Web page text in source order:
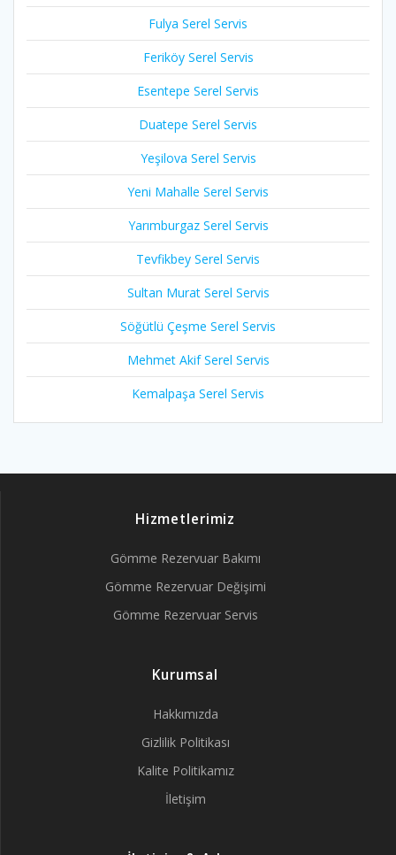
Fulya Serel Servis
Feriköy Serel Servis
Esentepe Serel Servis
Duatepe Serel Servis
Yeşilova Serel Servis
Yeni Mahalle Serel Servis
Yarımburgaz Serel Servis
Tevfikbey Serel Servis
Sultan Murat Serel Servis
Söğütlü Çeşme Serel Servis
Mehmet Akif Serel Servis
Kemalpaşa Serel Servis
Hizmetlerimiz
Gömme Rezervuar Bakımı
Gömme Rezervuar Değişimi
Gömme Rezervuar Servis
Kurumsal
Hakkımızda
Gizlilik Politikası
Kalite Politikamız
İletişim